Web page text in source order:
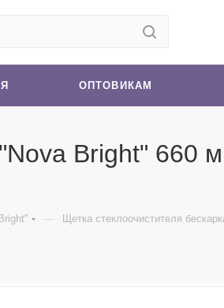
ОПТОВИКАМ
Bright" 660
— Щетка стеклоочистителя